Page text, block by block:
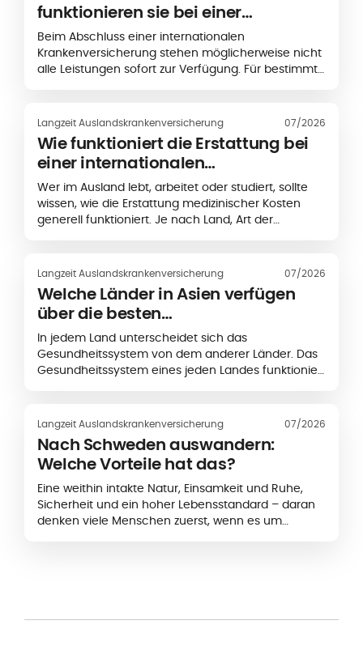
funktionieren sie bei einer
internationalen
Krankenversicherung?
Beim Abschluss einer internationalen
Krankenversicherung stehen möglicherweise nicht
alle Leistungen sofort zur Verfügung. Für bestimmte
bezeichnet wird.
Langzeit Auslandskrankenversicherung 07/2026
Wie funktioniert die Erstattung bei
einer internationalen
Krankenversicherung?
Wer im Ausland lebt, arbeitet oder studiert, sollte
wissen, wie die Erstattung medizinischer Kosten
generell funktioniert. Je nach Land, Art der
zunächst selbst bezahlen und anschließend zur
Erstattung einreichen oder können bei bestimmten
medizinischen Einrichtungen von einer
Direktabrechnung profitieren. So funktionieren
Erstattungen bei einer internationalen
Krankenversicherung.
Langzeit Auslandskrankenversicherung 07/2026
Welche Länder in Asien verfügen
über die besten
Gesundheitssysteme?
In jedem Land unterscheidet sich das
Gesundheitssystem von dem anderer Länder. Das
Gesundheitssystem eines jeden Landes funktioniert
Langzeit Auslandskrankenversicherung 07/2026
Nach Schweden auswandern:
Welche Vorteile hat das?
Eine weithin intakte Natur, Einsamkeit und Ruhe,
Sicherheit und ein hoher Lebensstandard – daran
denken viele Menschen zuerst, wenn es um